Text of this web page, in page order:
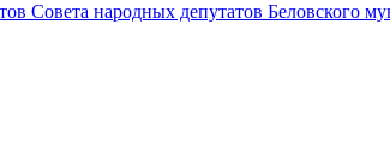
Совета народных депутатов Беловского